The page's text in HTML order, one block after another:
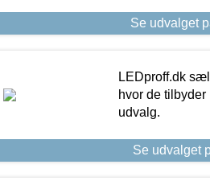
Se udvalget
LEDproff.dk
hvor de
udvalg.
Se udvalget